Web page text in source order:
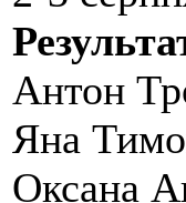
Антон
Яна
Оксана